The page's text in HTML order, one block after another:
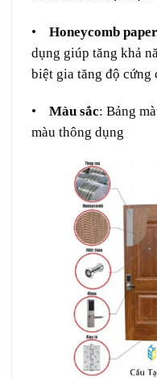
• Honeycomb
dụng giúp tăng khả
biệt gia tăng độ cứng
• Màu sắc: Bảng
màu thông dụng